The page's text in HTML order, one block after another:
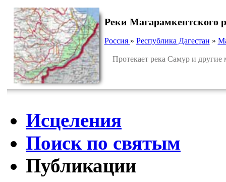
Реки Магарамкентского
Россия » Республика Дагестан »
Протекает река Самур и другие
Исцеления
Поиск по святым
Публикации